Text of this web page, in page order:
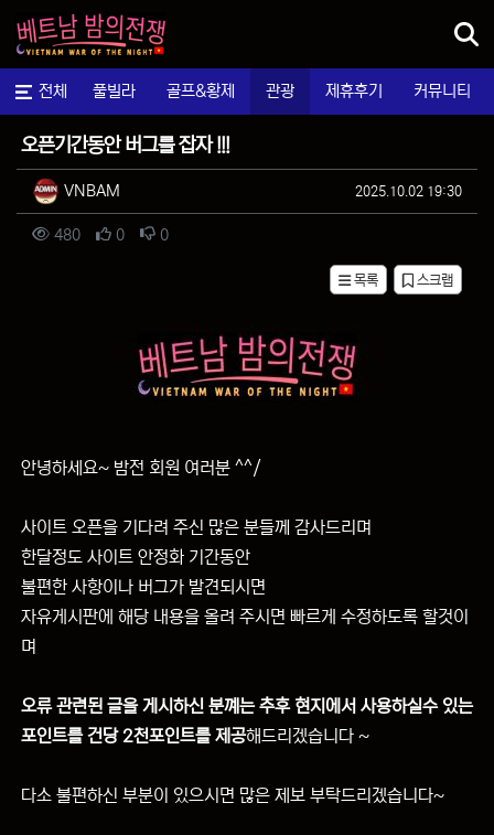
전체 메뉴
마사지 풀빌라 골프&황제 관광 제휴후기 커뮤니티
맛집&멋집
오픈기간동안 버그를 잡자 !!!
작성자 정보
VNBAM 작성일
2025.10.02 19:30
컨텐츠 정보
480조회 0추천 0비추천
목록 스크랩
안녕하세요~ 밤전 회원 여러분 ^^/
사이트 오픈을 기다려 주신 많은 분들께 감사드리며
한달정도 사이트 안정화 기간동안
불편한 사항이나 버그가 발견되시면
자유게시판에 해당 내용을 올려 주시면 빠르게 수정하도록 할것이
며
오류 관련된 글을 게시하신 분꼐는 추후 현지에서 사용하실수 있는
포인트를 건당 2천포인트를 제공해드리겠습니다 ~
다소 불편하신 부분이 있으시면 많은 제보 부탁드리겠습니다~